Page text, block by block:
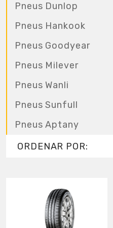
Pneus Dunlop
Pneus Hankook
Pneus Goodyear
Pneus Milever
Pneus Wanli
Pneus Sunfull
Pneus Aptany